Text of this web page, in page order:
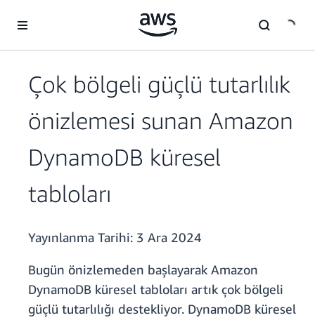
Çok bölgeli güçlü tutarlılık
önizlemesi sunan Amazon
DynamoDB küresel
tabloları
Yayınlanma Tarihi: 3 Ara 2024
Bugün önizlemeden başlayarak Amazon
DynamoDB küresel tabloları artık çok bölgeli
güçlü tutarlılığı destekliyor. DynamoDB küresel